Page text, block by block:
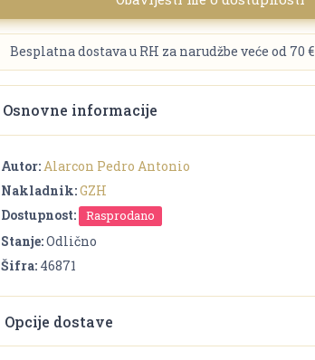
Besplatna dostava u RH za narudžbe veće od 70 €
Osnovne informacije
Autor: Alarcon Pedro Antonio
Nakladnik:GZH
Dostupnost:
Rasprodano
Stanje:Odlično
Šifra: 46871
Opcije dostave